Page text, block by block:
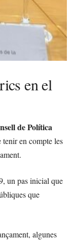
en el
de Política
en compte les
un pas inicial que
que
algunes